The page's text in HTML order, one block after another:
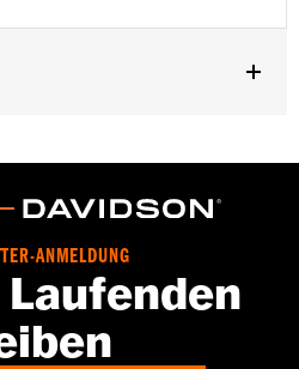
– Go to www.h-
ANMELDUNG